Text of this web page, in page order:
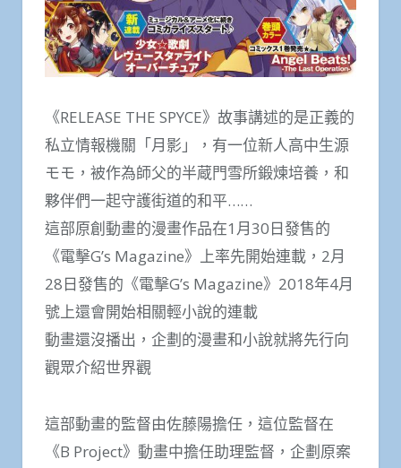
《RELEASE THE SPYCE》故事講述的是正義的
私立情報機關「月影」，有一位新人高中生源
モモ，被作為師父的半蔵門雪所鍛煉培養，和
夥伴們一起守護街道的和平……
這部原創動畫的漫畫作品在1月30日發售的
《電擊G’s Magazine》上率先開始連載，2月
28日發售的《電擊G’s Magazine》2018年4月
號上還會開始相關輕小說的連載
動畫還沒播出，企劃的漫畫和小說就將先行向
觀眾介紹世界觀
這部動畫的監督由佐藤陽擔任，這位監督在
《B Project》動畫中擔任助理監督，企劃原案